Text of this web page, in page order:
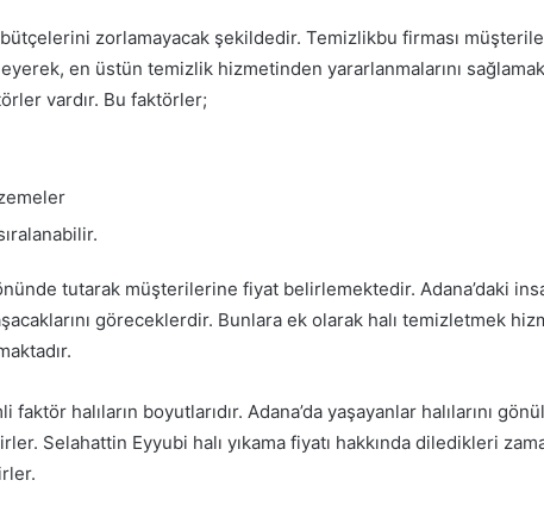
zorlamayacak şekildedir. Temizlikbu firması
en üstün temizlik hizmetinden yararlanmalarını
vardır. Bu faktörler;
tutarak müşterilerine fiyat belirlemektedir. Adana’daki
göreceklerdir. Bunlara ek olarak halı temizletmek
halıların boyutlarıdır. Adana’da yaşayanlar halılarını gönül
Selahattin Eyyubi halı yıkama fiyatı hakkında diledikleri